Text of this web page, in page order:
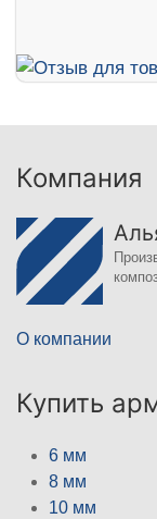
Компания
О компании
Купить
6 мм
8 мм
10 мм